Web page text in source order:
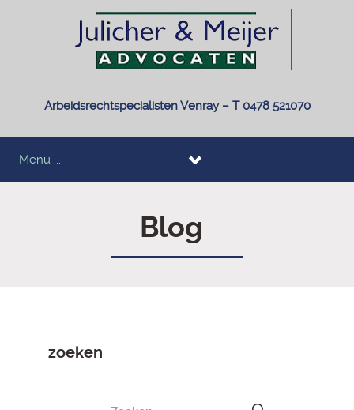
Arbeidsrechtspecialisten Venray – T 0478 521070
Menu ...
Blog
zoeken